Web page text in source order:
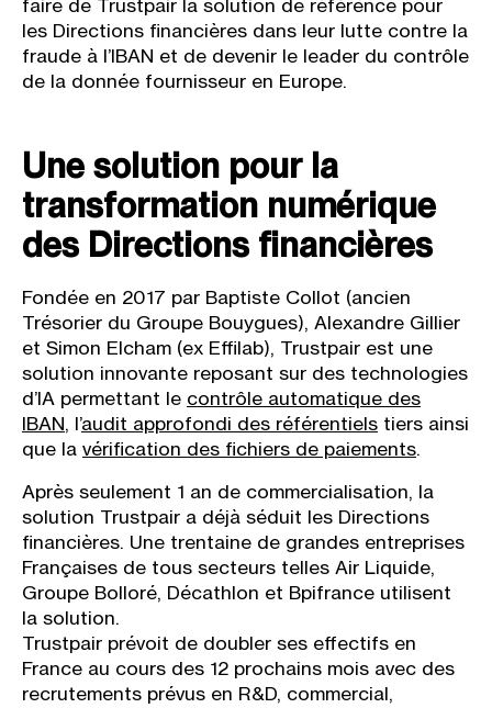
faire de Trustpair la solution de référence pour
les Directions financières dans leur lutte contre la
fraude à l’IBAN et de devenir le leader du contrôle
de la donnée fournisseur en Europe.
Une solution pour la
transformation numérique
des Directions financières
Fondée en 2017 par ​Baptiste Collot ​(ancien
Trésorier du Groupe Bouygues), ​Alexandre Gillier
et ​Simon Elcham (ex Effilab), Trustpair est une
solution innovante reposant sur des technologies
d’IA permettant le contrôle automatique des
IBAN, l’audit approfondi des référentiels tiers ainsi
que la vérification des fichiers de paiements.
Après seulement 1 an de commercialisation, la
solution Trustpair a déjà séduit les Directions
financières. Une trentaine de grandes entreprises
Françaises de tous secteurs telles Air Liquide,
Groupe Bolloré, Décathlon et Bpifrance utilisent
la solution.
Trustpair prévoit de doubler ses effectifs en
France au cours des 12 prochains mois avec des
recrutements prévus en R&D, commercial,